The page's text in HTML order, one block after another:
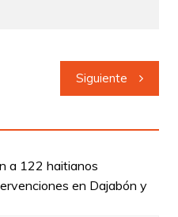
Siguiente